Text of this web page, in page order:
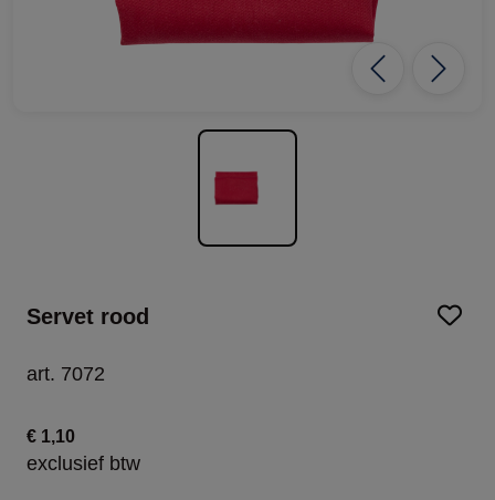
PreviousNext
Servet rood
art. 7072
€ 1,10
exclusief btw